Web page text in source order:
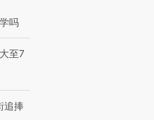
吗
至7
追捧